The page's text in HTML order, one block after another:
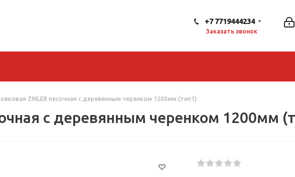
+7 7719444234
Заказать звонок
ZINLER песочная с деревянным черенком 1200мм (тип1)
с деревянным черенком 1200мм